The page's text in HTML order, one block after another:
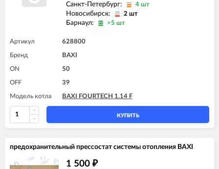
Санкт-Петербург: 4 шт
Новосибирск: 2 шт
Барнаул: >5 шт
Артикул 628800
Бренд BAXI
ON 50
OFF 39
Модель котла BAXI FOURTECH 1.14 F
КУПИТЬ
предохранительный прессостат системы отопления BAXI
1 500 ₽